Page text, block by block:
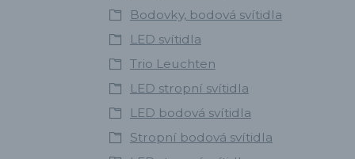
Bodovky, bodová svítidla
LED svítidla
Trio Leuchten
LED stropní svítidla
LED bodová svítidla
Stropní bodová svítidla